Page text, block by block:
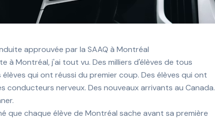
approuvée par la SAAQ à Montréal
à Montréal, j'ai tout vu. Des milliers d'élèves de tous
qui ont réussi du premier coup. Des élèves qui ont
conducteurs nerveux. Des nouveaux arrivants au Canada.
que chaque élève de Montréal sache avant sa première